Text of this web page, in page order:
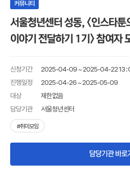
커뮤니티
서울청년센터 성동, <인스타툰
이야기 전달하기 1기> 참여자
신청기간 2025-04-09 ~ 2025-04-22 13 :
진행일정 2025-04-26 ~ 2025-05-09
대상 제한없음
담당기관 서울청년센터
#취미모임
담당기관 바로